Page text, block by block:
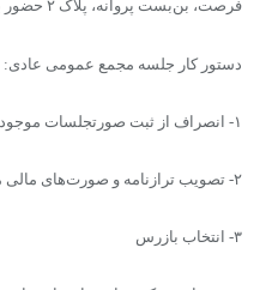
فرصت، بن‌بست پروانه، پلاک ۲ حضور به‌هم رسانند.
دستور کار جلسه مجمع عمومی عادی:
۱- انصراف از ثبت صورتجلسات موجود در پرونده
۲- تصویب ترازنامه و صورت‌های مالی منتهی به ۹۷/۱۲/۲۹
۳- انتخاب بازرس